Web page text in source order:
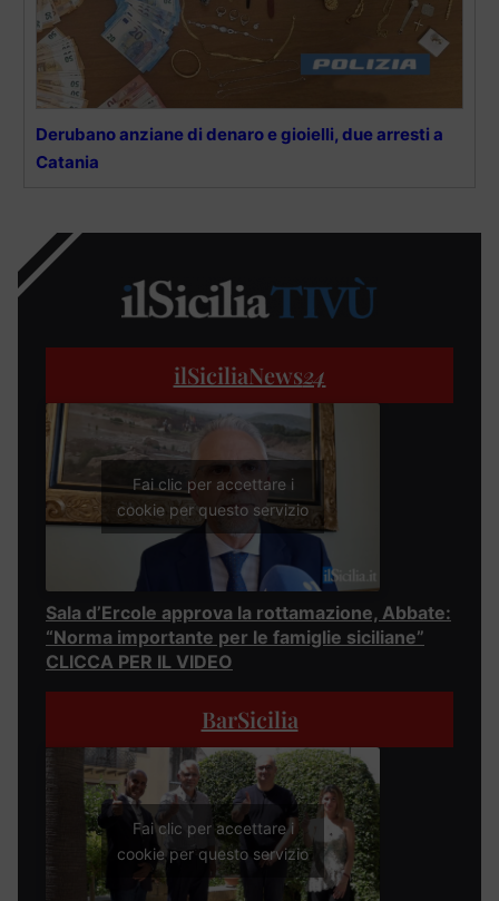
Derubano anziane di denaro e gioielli, due arresti a
Catania
ilSiciliaNews24
Fai clic per accettare i
cookie per questo servizio
Sala d’Ercole approva la rottamazione, Abbate:
“Norma importante per le famiglie siciliane”
CLICCA PER IL VIDEO
BarSicilia
Fai clic per accettare i
cookie per questo servizio